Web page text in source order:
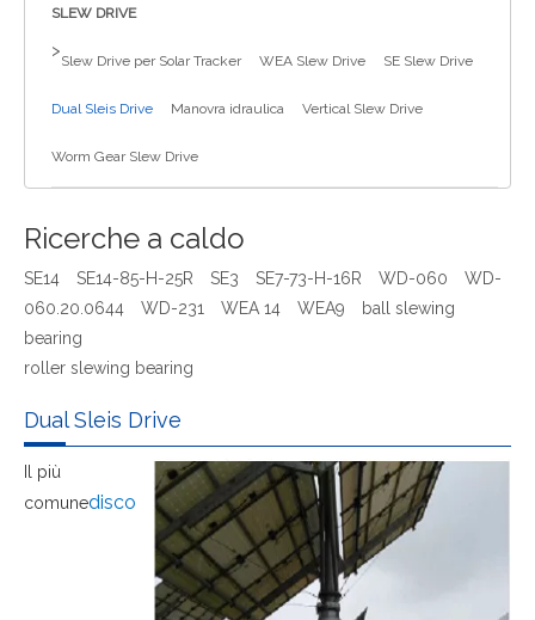
SLEW DRIVE
>
Slew Drive per Solar Tracker WEA Slew Drive SE Slew Drive
Dual Sleis Drive Manovra idraulica Vertical Slew Drive
Worm Gear Slew Drive
Ricerche a caldo
SE14 SE14-85-H-25R SE3 SE7-73-H-16R WD-060
WD-
060.20.0644
WD-231 WEA 14 WEA9
ball slewing
bearing
roller slewing bearing
Dual Sleis Drive
Il più
comunedisco